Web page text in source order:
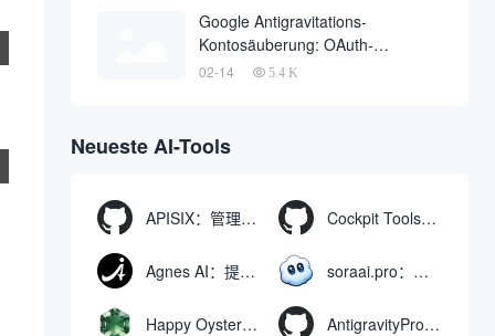
Google Antigravitations-
Kontosäuberung: OAuth-
Missbrauch löst massive
02-14 5.4 K
Neueste AI-Tools
APISIX：管理和代理API及大模型流量的高性能网关 Cockpit Tools：管理多个AI编程IDE账号与配置多开独立实例的本地桌面应用
Agnes AI：提供全模态模型免费API、支持图文视频生成与复杂工程执行的智能体平台 soraai.pro：支持多模型文字转视频和图像生成的在线创作工具
Happy Oyster AI：生成可交互式3D虚拟世界与视频的大模型 AntigravityProxyLauncher：免TUN全局代理使用Antigravity IDE